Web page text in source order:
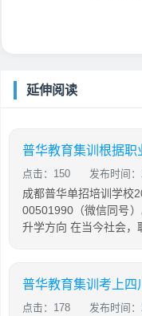
延伸阅读
普华教育集训根据职
点击：150 发布时间
成都普华单招培训学校
00501990（微信同号
升学方向 在当今社会，
普华教育集训考上四
点击：178 发布时间